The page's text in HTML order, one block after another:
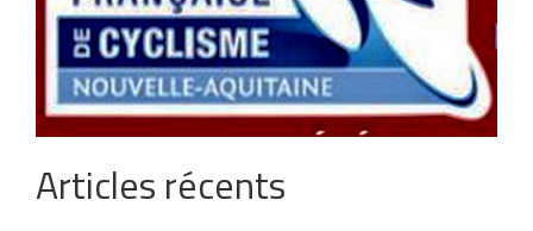
Articles récents